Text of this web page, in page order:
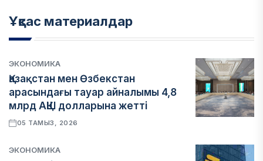
Ұқсас материалдар
ЭКОНОМИКА
Қазақстан мен Өзбекстан
арасындағы тауар айналымы 4,8
млрд АҚШ долларына жетті
05 ТАМЫЗ, 2026
ЭКОНОМИКА